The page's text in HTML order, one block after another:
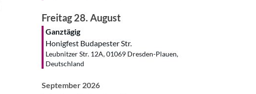
Freitag 28. August
Ganztägig
Honigfest Budapester Str.
Leubnitzer Str. 12A, 01069 Dresden-Plauen,
Deutschland
September 2026